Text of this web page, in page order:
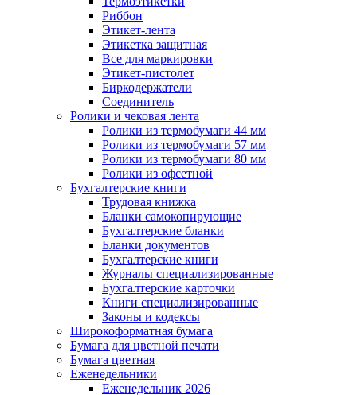
Риббон
Этикет-лента
Этикетка защитная
Все для маркировки
Этикет-пистолет
Биркодержатели
Соединитель
Ролики и чековая лента
Ролики из термобумаги 44 мм
Ролики из термобумаги 57 мм
Ролики из термобумаги 80 мм
Ролики из офсетной
Бухгалтерские книги
Трудовая книжка
Бланки самокопирующие
Бухгалтерские бланки
Бланки документов
Бухгалтерские книги
Журналы специализированные
Бухгалтерские карточки
Книги специализированные
Законы и кодексы
Широкоформатная бумага
Бумага для цветной печати
Бумага цветная
Еженедельники
Еженедельник 2026